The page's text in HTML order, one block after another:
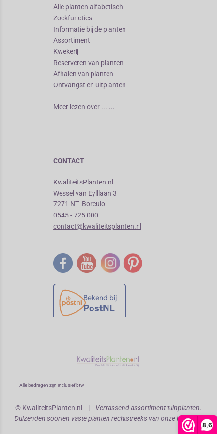
8,6
Alle planten alfabetisch
Zoekfuncties
Informatie bij de planten
Assortiment
Kwekerij
Reserveren van planten
Afhalen van planten
Ontvangst en uitplanten
Meer lezen over .......
CONTACT
KwaliteitsPlanten.nl
Wessel van Eylllaan 3
7271 NT Borculo
0545 - 725 000
contact@kwaliteitsplanten.nl
Alle bedragen zijn inclusief btw -
© KwaliteitsPlanten.nl | Verrassend assortiment tuinplanten.
Duizenden soorten vaste planten rechtstreeks van onze kwekerij!